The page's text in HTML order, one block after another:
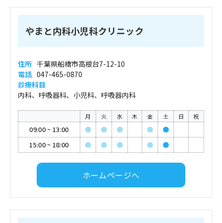
やまと内科小児科クリニック
住所 千葉県船橋市高根台7-12-10
電話 047-465-0870
診療科目
内科、呼吸器科、小児科、呼吸器内科
月 火 水 木 金 土 日 祝
09:00~ 13:00 ● ● ● ●
●
15:00~ 18:00 ● ● ● ● ●
ホームページへ